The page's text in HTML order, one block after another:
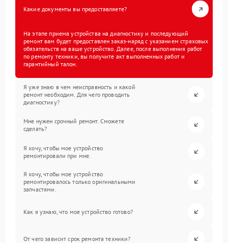
Какие документы вы предоставляете?
На этапе приема устройства на диагностику и последующий
ремонт вам будет предоставлен заказ-наряд с указанием страховых
обязательств на ваше устройство. Далее, после выполнения работ
по ремонту техники, вы получите акт выполненных работ и
гарантийный талон.
Я уже знаю в чем неисправность и какой
ремонт необходим. Для чего проводить
диагностику?
Мне нужен срочный ремонт. Сможете
сделать?
Я хочу, чтобы мое устройство
ремонтировали при мне.
Я хочу, чтобы мое устройство
ремонтировалось только оригинальными
запчастями.
Как я узнаю, что мое устройство готово?
От чего зависит срок ремонта техники?